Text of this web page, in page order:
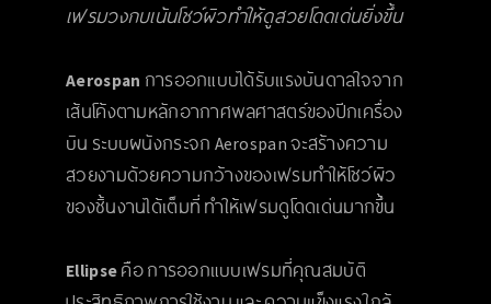
เฟรมวงกบเน้นโชว์ผิวทำให้ดูสวยโดดเด่นยิ่งขึ้น
Aerospan การออกแบบได้รับแรงบันดาลใจจาก
เส้นโค้งตามหลักอากาศพลศาสตร์ของปีกเครื่อง
บิน ระบบผนังกระจก Aerospan จะสร้างความ
สวยงามด้วยความกว้างของเฟรมทำให้โชว์ผิว
ของชิ้นงานได้เต็มที่ ทำให้เฟรมดูโดดเด่นมากขึ้น
Ellipse คือ การออกแบบเฟรมที่คุณสมบัติ